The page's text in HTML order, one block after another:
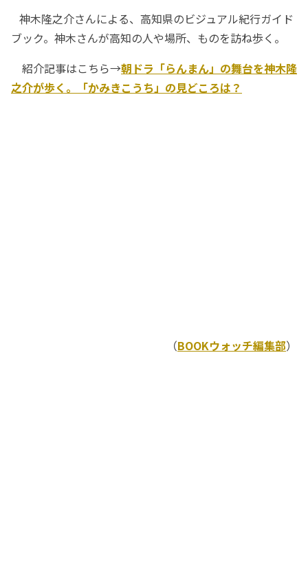
神木隆之介さんによる、高知県のビジュアル紀行ガイド
ブック。神木さんが高知の人や場所、ものを訪ね歩く。
紹介記事はこちら→朝ドラ「らんまん」の舞台を神木隆
之介が歩く。「かみきこうち」の見どころは？
（BOOKウォッチ編集部）